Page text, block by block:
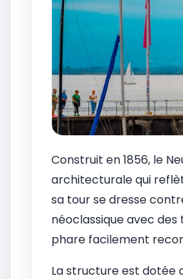
Construit en 1856, le
architecturale qui
sa tour se dresse
néoclassique avec
phare facilement
La structure est dotée